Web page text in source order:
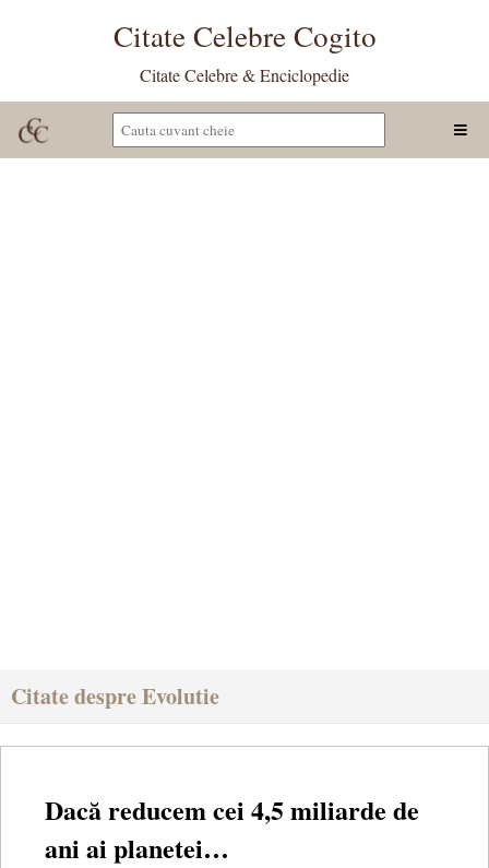
Citate Celebre Cogito
Citate Celebre & Enciclopedie
Citate despre Evolutie
Dacă reducem cei 4,5 miliarde de
ani ai planetei…